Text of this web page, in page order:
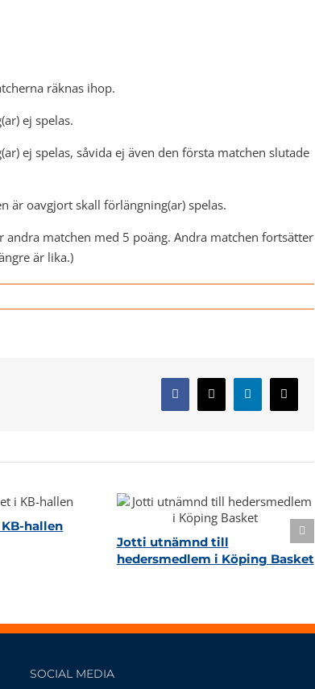
räknas ihop.
ej spelas.
ej spelas, såvida ej även den första matchen slutade
är oavgjort skall förlängning(ar) spelas.
matchen med 5 poäng. Andra matchen fortsätter
är lika.)
Facebook
X LinkedIn
E-
post
hallen
Jotti utnämnd till
hedersmedlem i Köping Basket
SOCIAL MEDIA